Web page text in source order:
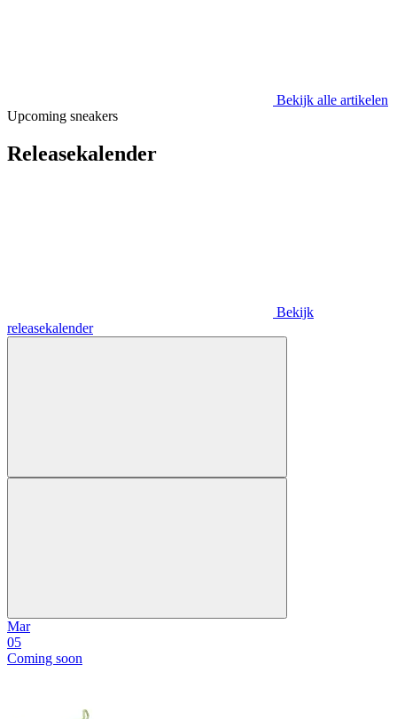
Bekijk alle artikelen
Upcoming sneakers
Releasekalender
Bekijk
releasekalender
Mar
05
Coming soon